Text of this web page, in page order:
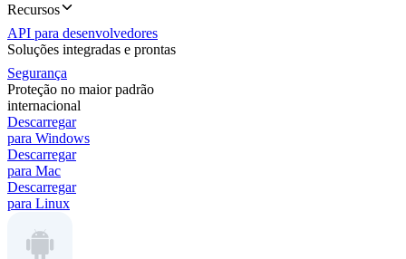
Recursos
API para desenvolvedores
Soluções integradas e prontas
Segurança
Proteção no maior padrão
internacional
Descarregar
para Windows
Descarregar
para Mac
Descarregar
para Linux